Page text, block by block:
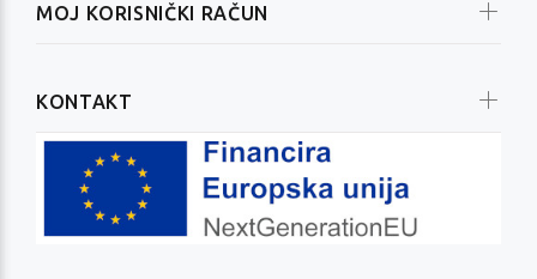
MOJ KORISNIČKI RAČUN
KONTAKT